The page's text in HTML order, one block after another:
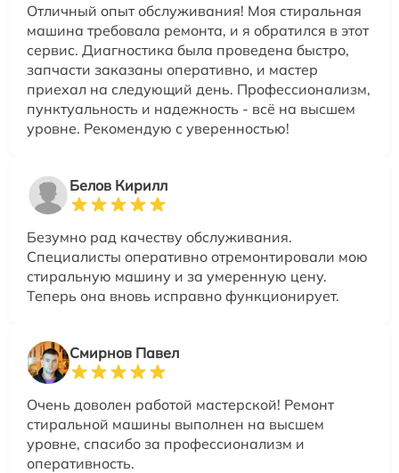
Отличный опыт обслуживания! Моя стиральная
машина требовала ремонта, и я обратился в этот
сервис. Диагностика была проведена быстро,
запчасти заказаны оперативно, и мастер
приехал на следующий день. Профессионализм,
пунктуальность и надежность - всё на высшем
уровне. Рекомендую с уверенностью!
Белов Кирилл
Безумно рад качеству обслуживания.
Специалисты оперативно отремонтировали мою
стиральную машину и за умеренную цену.
Теперь она вновь исправно функционирует.
Смирнов Павел
Очень доволен работой мастерской! Ремонт
стиральной машины выполнен на высшем
уровне, спасибо за профессионализм и
оперативность.